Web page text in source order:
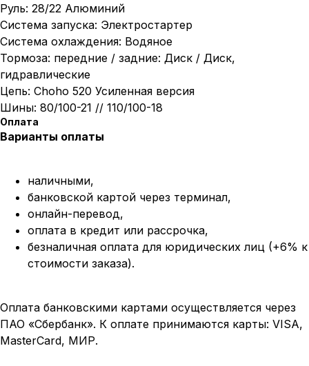
Руль: 28/22 Алюминий
Система запуска: Электростартер
Система охлаждения: Водяное
Тормоза: передние / задние: Диск / Диск,
гидравлические
Цепь: Choho 520 Усиленная версия
Шины: 80/100-21 // 110/100-18
Оплата
Варианты оплаты
наличными,
банковской картой через терминал,
онлайн-перевод,
оплата в кредит или рассрочка,
безналичная оплата для юридических лиц (+6% к
стоимости заказа).
Оплата банковскими картами осуществляется через
ПАО «Сбербанк». К оплате принимаются карты: VISA,
MasterCard, МИР.